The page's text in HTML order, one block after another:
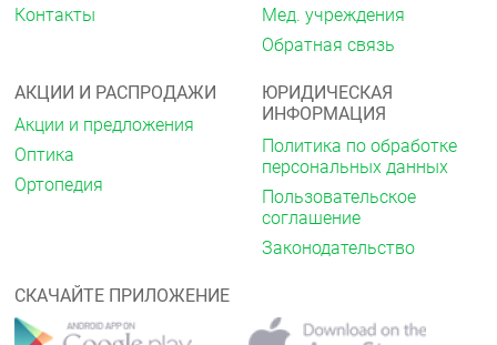
Контакты
Мед. учреждения
Обратная связь
АКЦИИ И РАСПРОДАЖИ
Акции и предложения
Оптика
Ортопедия
ЮРИДИЧЕСКАЯ
ИНФОРМАЦИЯ
Политика по обработке
персональных данных
Пользовательское
соглашение
Законодательство
СКАЧАЙТЕ ПРИЛОЖЕНИЕ